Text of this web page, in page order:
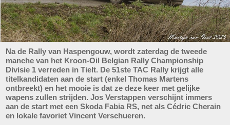
Na de Rally van Haspengouw, wordt zaterdag de tweede
manche van het Kroon-Oil Belgian Rally Championship
Divisie 1 verreden in Tielt. De 51ste TAC Rally krijgt alle
titelkandidaten aan de start (enkel Thomas Martens
ontbreekt) en het mooie is dat ze deze keer met gelijke
wapens zullen strijden. Jos Verstappen verschijnt immers
aan de start met een Skoda Fabia RS, net als Cédric Cherain
en lokale favoriet Vincent Verschueren.